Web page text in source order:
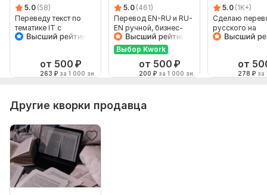
5.0 (58)
Переведу текст по
тематике IT с
английского на
от 500 ₽
263 ₽ за 1 000 зн.
5.0 (461)
Перевод EN-RU и RU-
EN ручной, бизнес-
английский
Выбор Kwork
от 500 ₽
200 ₽ за 1 000 зн.
5.0 (1K+)
Сделаю
русского на
английский и
от
278 ₽ за
Другие кворки продавца